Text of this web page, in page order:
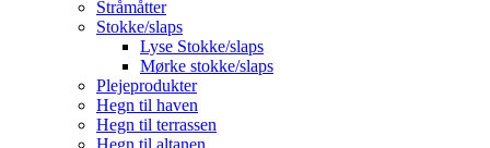
Stråmåtter
Stokke/slaps
Lyse Stokke/slaps
Mørke stokke/slaps
Plejeprodukter
Hegn til haven
Hegn til terrassen